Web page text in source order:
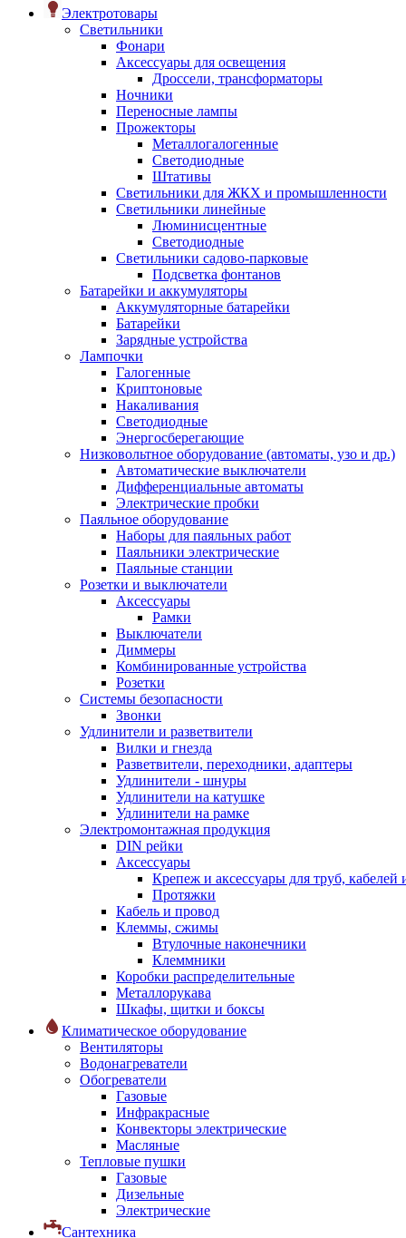
Электротовары
Светильники
Фонари
Аксессуары для освещения
Дроссели, трансформаторы
Ночники
Переносные лампы
Прожекторы
Металлогалогенные
Светодиодные
Штативы
Светильники для ЖКХ и промышленности
Светильники линейные
Люминисцентные
Светодиодные
Светильники садово-парковые
Подсветка фонтанов
Батарейки и аккумуляторы
Аккумуляторные батарейки
Батарейки
Зарядные устройства
Лампочки
Галогенные
Криптоновые
Накаливания
Светодиодные
Энергосберегающие
Низковольтное оборудование (автоматы, узо и др.)
Автоматические выключатели
Дифференциальные автоматы
Электрические пробки
Паяльное оборудование
Наборы для паяльных работ
Паяльники электрические
Паяльные станции
Розетки и выключатели
Аксессуары
Рамки
Выключатели
Диммеры
Комбинированные устройства
Розетки
Системы безопасности
Звонки
Удлинители и разветвители
Вилки и гнезда
Разветвители, переходники, адаптеры
Удлинители - шнуры
Удлинители на катушке
Удлинители на рамке
Электромонтажная продукция
DIN рейки
Аксессуары
Крепеж и аксессуары для труб, кабелей
Протяжки
Кабель и провод
Клеммы, сжимы
Втулочные наконечники
Клеммники
Коробки распределительные
Металлорукава
Шкафы, щитки и боксы
Климатическое оборудование
Вентиляторы
Водонагреватели
Обогреватели
Газовые
Инфракрасные
Конвекторы электрические
Масляные
Тепловые пушки
Газовые
Дизельные
Электрические
Сантехника